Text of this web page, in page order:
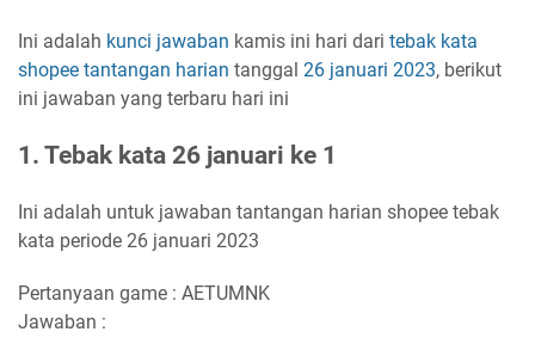
Ini adalah kunci jawaban kamis ini hari dari tebak kata
shopee tantangan harian tanggal 26 januari 2023, berikut
ini jawaban yang terbaru hari ini
1. Tebak kata 26 januari ke 1
Ini adalah untuk jawaban tantangan harian shopee tebak
kata periode 26 januari 2023
Pertanyaan game : AETUMNK
Jawaban :